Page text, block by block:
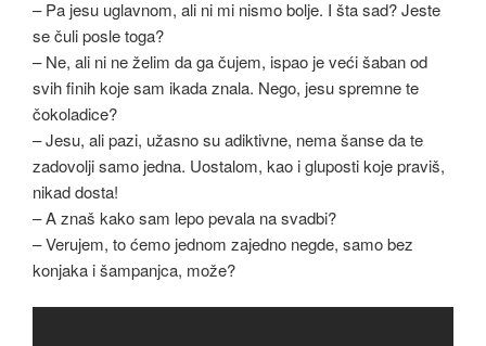
– Pa jesu uglavnom, ali ni mi nismo bolje. I šta sad? Jeste
se čuli posle toga?
– Ne, ali ni ne želim da ga čujem, ispao je veći šaban od
svih finih koje sam ikada znala. Nego, jesu spremne te
čokoladice?
– Jesu, ali pazi, užasno su adiktivne, nema šanse da te
zadovolji samo jedna. Uostalom, kao i gluposti koje praviš,
nikad dosta!
– A znaš kako sam lepo pevala na svadbi?
– Verujem, to ćemo jednom zajedno negde, samo bez
konjaka i šampanjca, može?